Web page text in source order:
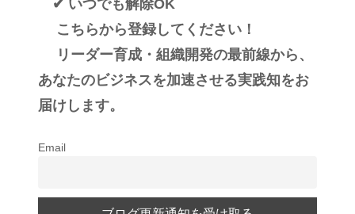
✔ いつでも解除OK
こちらから登録してください！
リーダー育成・組織開発の最前線から、
あなたのビジネスを加速させる実践知をお
届けします。
Email